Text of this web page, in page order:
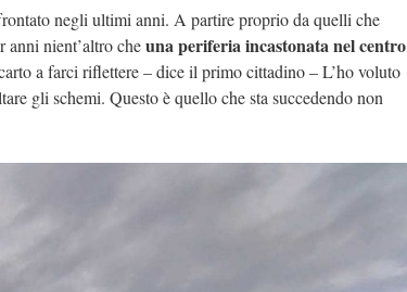
negli ultimi anni. A partire proprio da quelli che
anni nient’altro cheuna periferia incastonata nel centro
a farci riflettere – dice il primo cittadino – L’ho voluto
gli schemi. Questo è quello che sta succedendo non